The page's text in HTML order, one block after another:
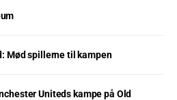
Mød spillerne til kampen
Uniteds kampe på Old